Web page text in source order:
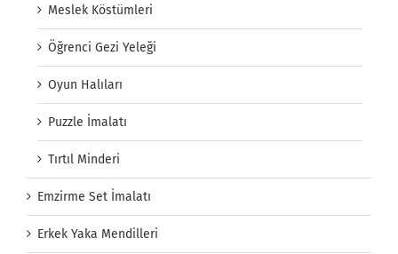
Meslek Köstümleri
Öğrenci Gezi Yeleği
Oyun Halıları
Puzzle İmalatı
Tırtıl Minderi
Emzirme Set İmalatı
Erkek Yaka Mendilleri